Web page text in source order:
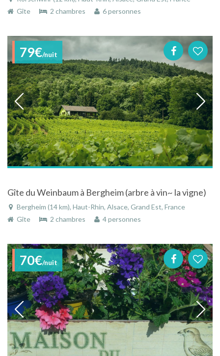
Gîte
2 chambres 6 personnes
79€/nuit
Gîte du Weinbaum à Bergheim (arbre à vin~ la vigne)
Bergheim (14 km), Haut-Rhin, Alsace, Grand Est, France
Gîte
2 chambres 4 personnes
70€/nuit